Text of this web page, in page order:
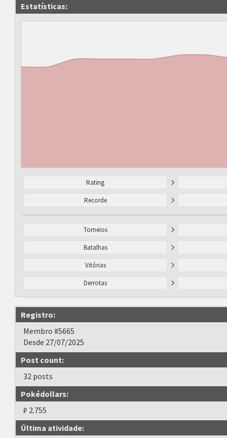
Estatísticas:
Rating
Recorde
Torneios
Batalhas
Vitórias
Derrotas
Registro:
Membro #5665
Desde 27/07/2025
Post count:
32 posts
Pokédollars:
₽ 2.755
Última atividade: